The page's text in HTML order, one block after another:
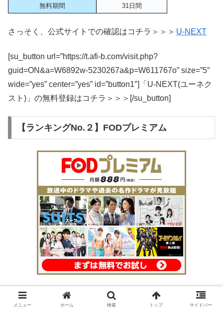
無料期間
31日間
さっそく、公式サイトでの確認はコチラ＞＞＞ U-NEXT
[su_button url=”https://t.afi-b.com/visit.php?
guid=ON&a=W6892w-5230267a&p=W611767o” size=”5″
wide=”yes” center=”yes” id=”button1″]「U-NEXT(ユーネク
スト)」の無料登録はコチラ＞＞＞[/su_button]
【ランキングNo.２】FODプレミアム
メニュー ホーム 検索 トップ サイドバー